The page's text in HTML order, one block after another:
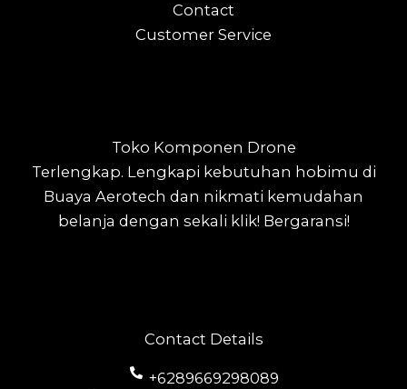
Contact Details
+6289669298089
Toko Komponen Drone
Terlengkap. Lengkapi kebutuhan hobimu di
Buaya Aerotech dan nikmati kemudahan
belanja dengan sekali klik! Bergaransi!
Contact
Customer Service